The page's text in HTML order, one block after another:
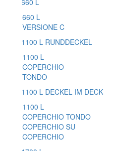
660 L
VERSIONE C
1100 L
COPERCHIO
TONDO
1100 L
COPERCHIO TONDO
COPERCHIO SU
COPERCHIO